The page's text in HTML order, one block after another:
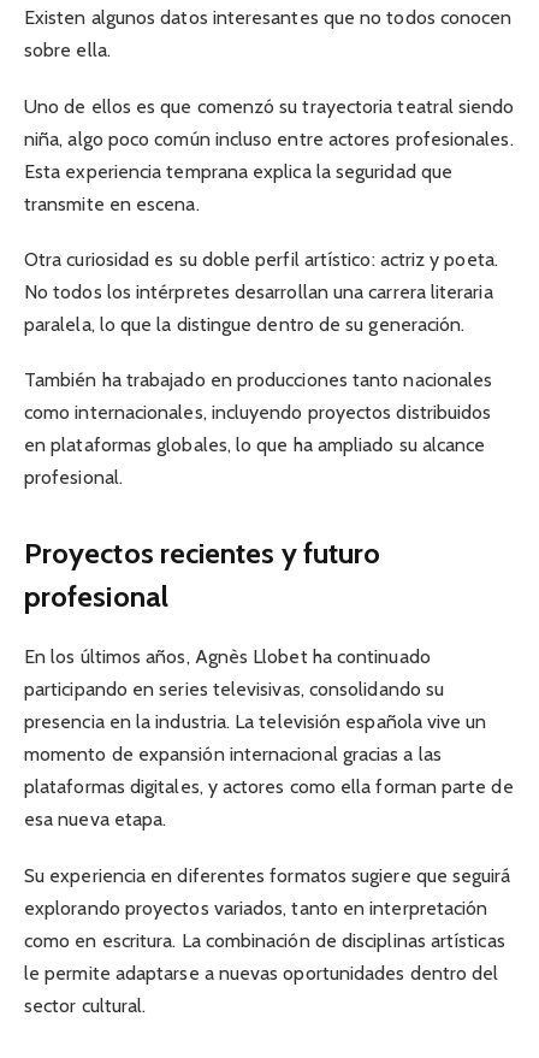
Existen algunos datos interesantes que no todos conocen
sobre ella.
Uno de ellos es que comenzó su trayectoria teatral siendo
niña, algo poco común incluso entre actores profesionales.
Esta experiencia temprana explica la seguridad que
transmite en escena.
Otra curiosidad es su doble perfil artístico: actriz y poeta.
No todos los intérpretes desarrollan una carrera literaria
paralela, lo que la distingue dentro de su generación.
También ha trabajado en producciones tanto nacionales
como internacionales, incluyendo proyectos distribuidos
en plataformas globales, lo que ha ampliado su alcance
profesional.
Proyectos recientes y futuro
profesional
En los últimos años, Agnès Llobet ha continuado
participando en series televisivas, consolidando su
presencia en la industria. La televisión española vive un
momento de expansión internacional gracias a las
plataformas digitales, y actores como ella forman parte de
esa nueva etapa.
Su experiencia en diferentes formatos sugiere que seguirá
explorando proyectos variados, tanto en interpretación
como en escritura. La combinación de disciplinas artísticas
le permite adaptarse a nuevas oportunidades dentro del
sector cultural.